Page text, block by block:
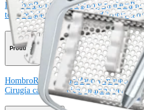
HombroRodilla CodoMano y muñecaPie
tobilloCadera OrtobiológicosCirugía
Producto
HombroRodilla CodoMano y muñecaPie
Cirugía cardiotorácicaColumna vertebral